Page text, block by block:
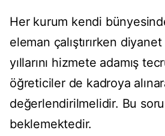
Her kurum kendi
eleman çalıştırırken
yıllarını hizmete adamış
öğreticiler de kadroya
değerlendirilmelidir. Bu
beklemektedir.